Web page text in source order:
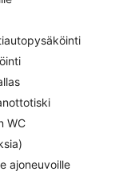
WC
ajoneuvoille